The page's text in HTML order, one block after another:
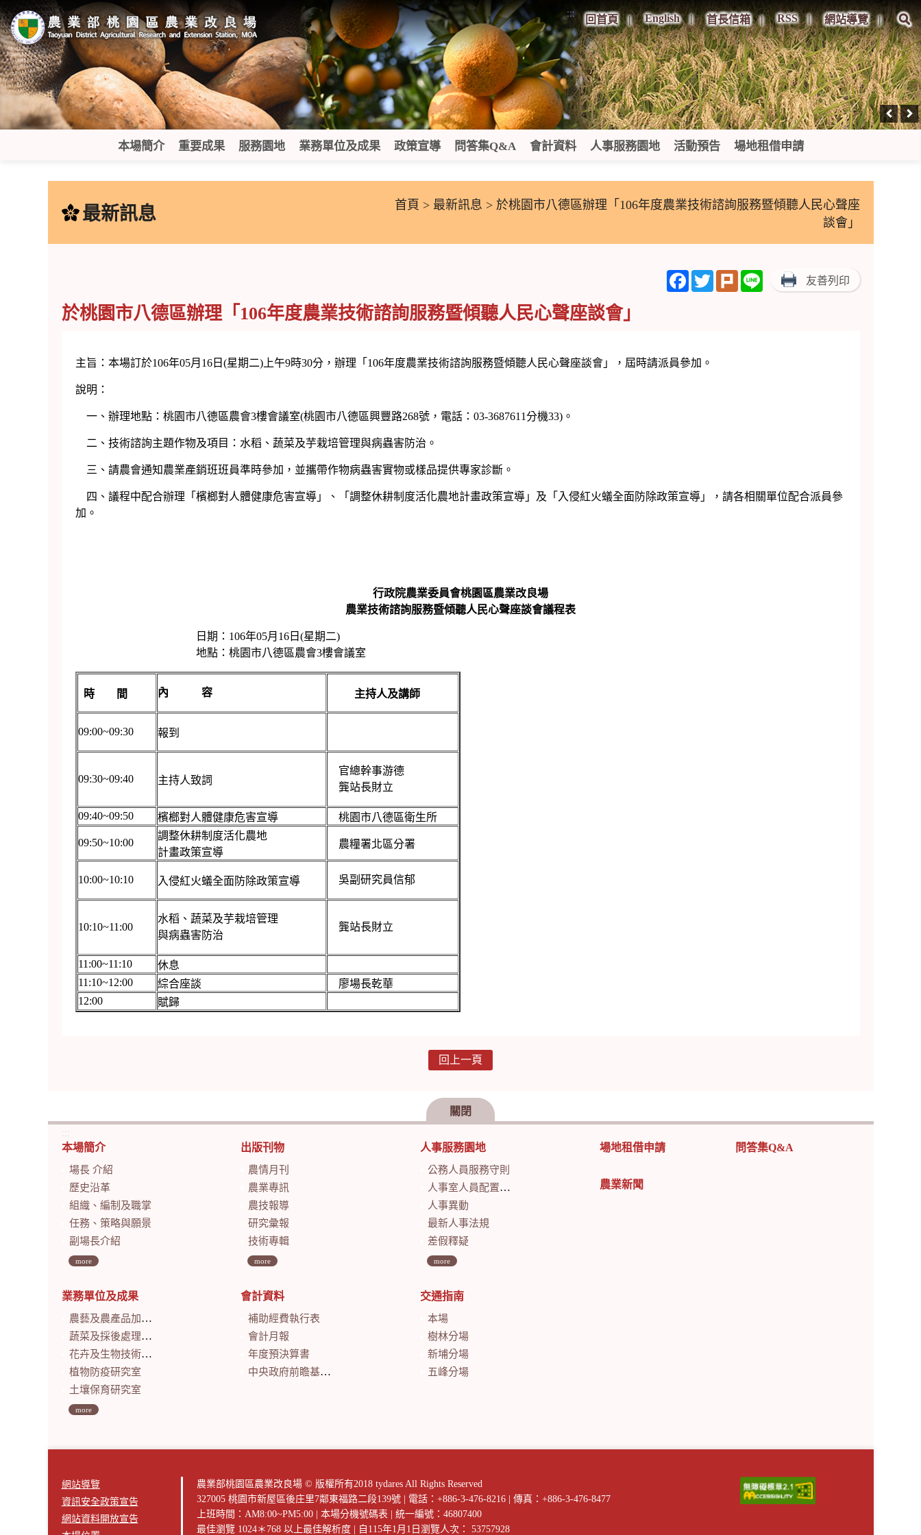
跳
到
主
要
內
容
塊
:::
回首頁 English 首長信箱 RSS 網站導覽
本場簡介 重要成果 服務園地 業務單位及成果 政策宣導 問答集Q&A 會計資料 人事服務園地 活動預告 場地租借申請
最新訊息 首頁 > 最新訊息 > 於桃園市八德區辦理「106年度農業技術諮詢服務暨傾聽人民心聲座
談會」
Facebook
TwitterPlurk Line 友善列印
於桃園市八德區辦理「106年度農業技術諮詢服務暨傾聽人民心聲座談會」
主旨：本場訂於106年05月16日(星期二)上午9時30分，辦理「106年度農業技術諮詢服務暨傾聽人民心聲座談會」，屆時請派員參加。
說明：
一、辦理地點：桃園市八德區農會3樓會議室(桃園市八德區興豐路268號，電話：03-3687611分機33)。
二、技術諮詢主題作物及項目：水稻、蔬菜及芋栽培管理與病蟲害防治。
三、請農會通知農業產銷班班員準時參加，並攜帶作物病蟲害實物或樣品提供專家診斷。
四、議程中配合辦理「檳榔對人體健康危害宣導」、「調整休耕制度活化農地計畫政策宣導」及「入侵紅火蟻全面防除政策宣導」，請各相關單位配合派員參
加。
行政院農業委員會桃園區農業改良場
農業技術諮詢服務暨傾聽人民心聲座談會議程表
日期：106年05月16日(星期二)
地點：桃園市八德區農會3樓會議室
時 間 內 容 主持人及講師
09:00~09:30 報到
09:30~09:40 主持人致詞
官總幹事游德
龔站長財立
09:40~09:50 檳榔對人體健康危害宣導 桃園市八德區衛生所
09:50~10:00
調整休耕制度活化農地
計畫政策宣導
農糧署北區分署
10:00~10:10 入侵紅火蟻全面防除政策宣導 吳副研究員信郁
10:10~11:00
水稻、蔬菜及芋栽培管理
與病蟲害防治
龔站長財立
11:00~11:10
休息
11:10~12:00
綜合座談
廖場長乾華
12:00
賦歸
回上一頁
關閉
:::
本場簡介
場長 介紹
歷史沿革
組織、編制及職掌
任務、策略與願景
副場長介紹
more
業務單位及成果
農藝及農產品加工研究室
蔬菜及採後處理研究室
花卉及生物技術研究室
植物防疫研究室
土壤保育研究室
more
出版刊物
農情月刊
農業專訊
農技報導
研究彙報
技術專輯
more
會計資料
補助經費執行表
會計月報
年度預決算書
中央政府前瞻基礎建設計畫特別預算會計月報
人事服務園地
公務人員服務守則
人事室人員配置及業務職掌
人事異動
最新人事法規
差假釋疑
more
交通指南
本場
樹林分場
新埔分場
五峰分場
場地租借申請
農業新聞
問答集Q&A
網站導覽
資訊安全政策宣告
網站資料開放宣告
農業部桃園區農業改良場 © 版權所有2018 tydares All Rights Reserved
327005 桃園市新屋區後庄里7鄰東福路二段139號
電話：+886-3-476-8216
傳真：+886-3-476-8477
上班時間：AM8:00~PM5:00
本場分機號碼表
統一編號：46807400
最佳瀏覽 1024＊768 以上最佳解析度
自115年1月1日瀏覽人次： 53757928